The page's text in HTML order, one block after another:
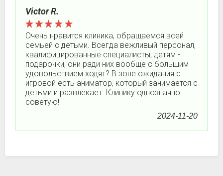
Victor R.
Очень нравится клиника, обращаемся всей
семьей с детьми. Всегда вежливый персонал,
квалифицированные специалисты, детям -
подарочки, они ради них вообще с большим
удовольствием ходят? В зоне ожидания с
игровой есть аниматор, который занимается с
детьми и развлекает. Клинику однозначно
советую!
2024-11-20